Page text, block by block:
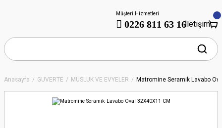
Müşteri Hizmetleri
0226 811 63 16İletişim
Anasayfa GÜVERTE MUSLUK VE EVYELER Matromine Seramik Lavabo